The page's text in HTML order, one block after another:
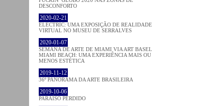
DESCONFORTO
2020-02-21
ELECTRIC: UMA EXPOSIÇÃO DE REALIDADE
VIRTUAL NO MUSEU DE SERRALVES
2020-01-07
SEMANA DE ARTE DE MIAMI VIA ART BASEL
MIAMI BEACH: UMA EXPERIÊNCIA MAIS OU
MENOS ESTÉTICA
2019-11-12
36º PANORAMA DA ARTE BRASILEIRA
2019-10-06
PARAÍSO PERDIDO